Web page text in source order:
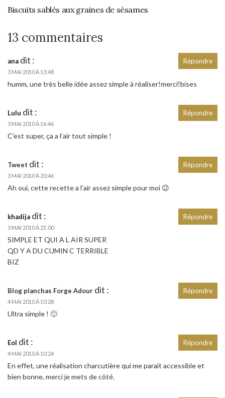
Biscuits sablés aux graines de sésames
13 commentaires
ana dit :
3 MAI 2010 À 13:48
humm, une très belle idée assez simple à réaliser!merci!bises
Répondre
Lulu dit :
3 MAI 2010 À 16:46
C’est super, ça a l’air tout simple !
Répondre
Tweet dit :
3 MAI 2010 À 20:46
Ah oui, cette recette a l’air assez simple pour moi 😉
Répondre
khadija dit :
3 MAI 2010 À 21:00
SIMPLE ET QUI A L AIR SUPER
QD Y A DU CUMIN C TERRIBLE
BIZ
Répondre
Blog planchas Forge Adour dit :
4 MAI 2010 À 10:28
Ultra simple ! 🙂
Répondre
Eol dit :
4 MAI 2010 À 10:24
En effet, une réalisation charcutière qui me parait accessible et
bien bonne, merci je mets de côté.
Répondre